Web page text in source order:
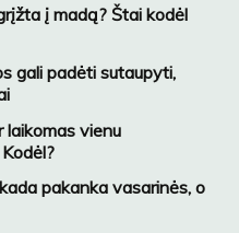
į madą? Štai kodėl
gali padėti sutaupyti,
laikomas vienu
pakanka vasarinės, o